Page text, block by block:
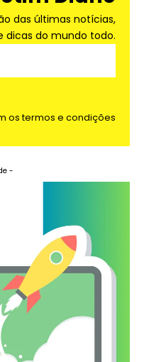
das últimas notícias,
dicas do mundo todo.
os termos e condições
-